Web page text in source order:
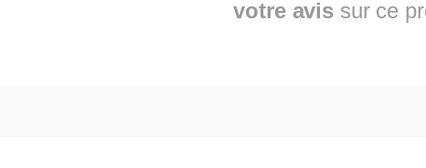
votre avis sur ce